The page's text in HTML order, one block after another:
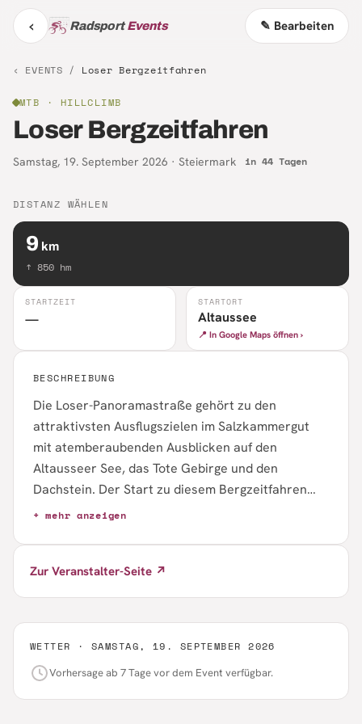
‹ RadsportEvents ✎ Bearbeiten
‹ EVENTS / Loser Bergzeitfahren
MTB · HILLCLIMB
Loser Bergzeitfahren
Samstag, 19. September 2026 · Steiermark in 44 Tagen
STARTZEIT
—
STARTORT
Altaussee
📍 In Google Maps öffnen ›
DISTANZ WÄHLEN
9 km
↑ 850 hm
BESCHREIBUNG
Die Loser-Panoramastraße gehört zu den
attraktivsten Ausflugszielen im Salzkammergut
mit atemberaubenden Ausblicken auf den
Altausseer See, das Tote Gebirge und den
Dachstein. Der Start zu diesem Bergzeitfahren
erfolgt bei der Mautstelle bei der Hagan Lodge auf
Kilometern.
Die 15 Kehren sorgen für eine gleichmäßige
Für Mountainbikes beträgt die Mindest-
Reifenbreite 2,1 Zoll!
+ mehr anzeigen
Zur Veranstalter-Seite ↗
WETTER · SAMSTAG, 19. SEPTEMBER 2026
Vorhersage ab 7 Tage vor dem Event verfügbar.